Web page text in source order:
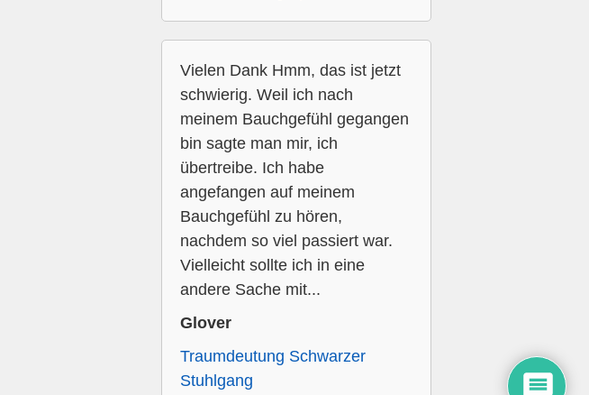
Vielen Dank Hmm, das ist jetzt
schwierig. Weil ich nach
meinem Bauchgefühl gegangen
bin sagte man mir, ich
übertreibe. Ich habe
angefangen auf meinem
Bauchgefühl zu hören,
nachdem so viel passiert war.
Vielleicht sollte ich in eine
andere Sache mit...
Glover
Traumdeutung Schwarzer
Stuhlgang